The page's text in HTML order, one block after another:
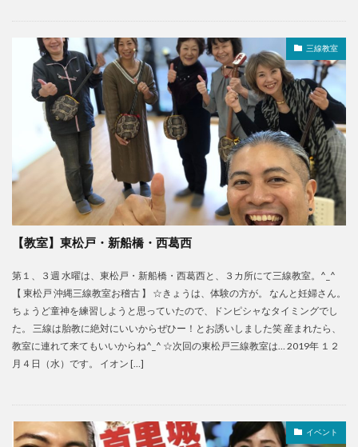
三線教室
【教室】東松戸・新船橋・西葛西
第１、３週 水曜は、東松戸・新船橋・西葛西と、３カ所にて三線教室。^_^
【 東松戸 沖縄三線教室お稽古 】 ☆きょうは、体験の方が。 なんと妊婦さん。
ちょうど童神を練習しようと思っていたので、ドンピシャなタイミングでし
た。 三線は胎教に絶対にいいからぜひー！とお誘いしました笑 産まれたら、
教室に連れて来てもいいからね^_^ ☆次回の東松戸三線教室は… 2019年 １２
月４日（水）です。 イオン […]
イベント